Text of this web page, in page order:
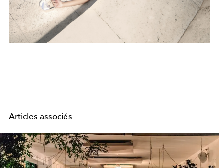
Articles associés